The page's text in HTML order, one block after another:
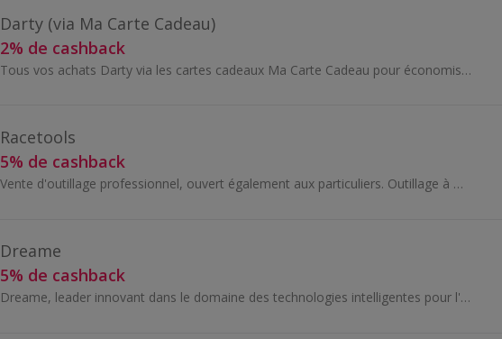
Darty (via Ma Carte Cadeau)
2% de cashback
Tous vos achats Darty via les cartes cadeaux Ma Carte Cadeau pour économiser un maximum sur vos achats en ligne comme en magasin - Électroménager...
Racetools
5% de cashback
Vente d'outillage professionnel, ouvert également aux particuliers. Outillage à main, consommables, électroportatif, électrique, pneumatique, therm...
Dreame
5% de cashback
Dreame, leader innovant dans le domaine des technologies intelligentes pour l'entretien ménager, propose une gamme de produits hautement performant...